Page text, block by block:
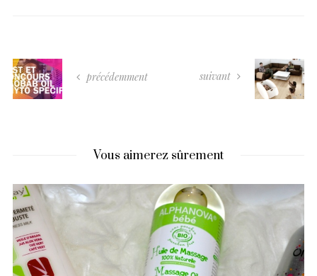
précédemment suivant
Vous aimerez sûrement